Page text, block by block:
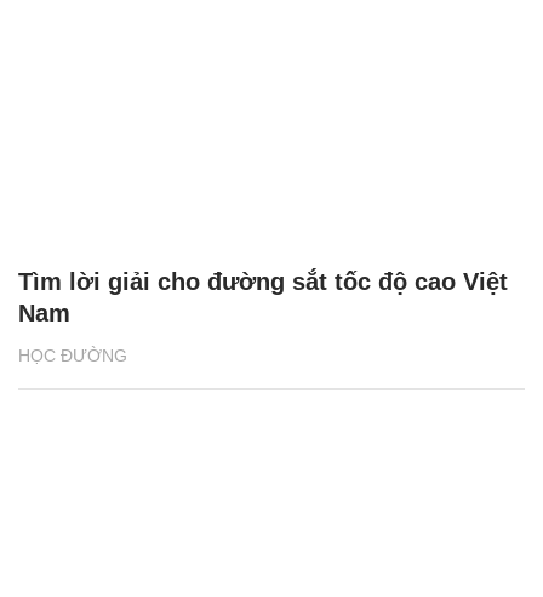
HỌC ĐƯỜNG
Tìm lời giải cho đường sắt tốc độ cao Việt
Nam